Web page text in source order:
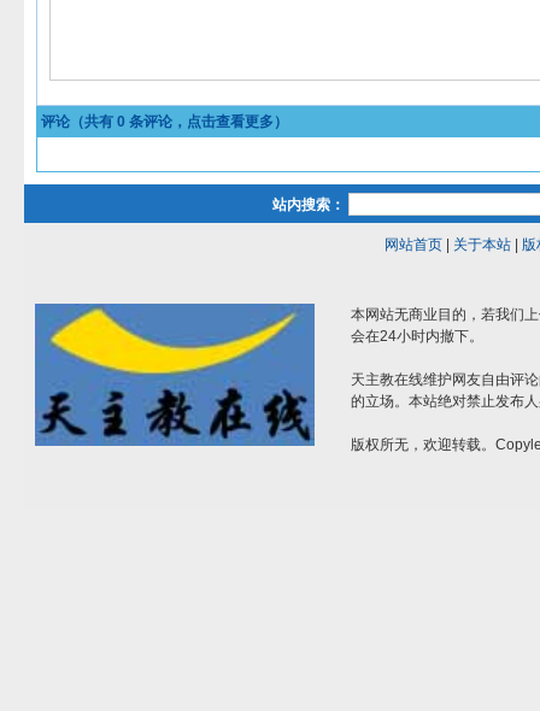
评论（共有 0 条评论，点击查看更多）
站内搜索：
网站首页| 关于本站| 版
本网站无商业目的，若我们
会在24小时内撤下。
天主教在线维护网友自由评
的立场。本站绝对禁止发布
版权所无，欢迎转载。